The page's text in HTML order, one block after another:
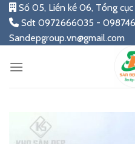
Skip
content
Số 05, Liền kề 06, Tổng
Sdt 0972666035 -
Sandepgroup.vn@gmail.com